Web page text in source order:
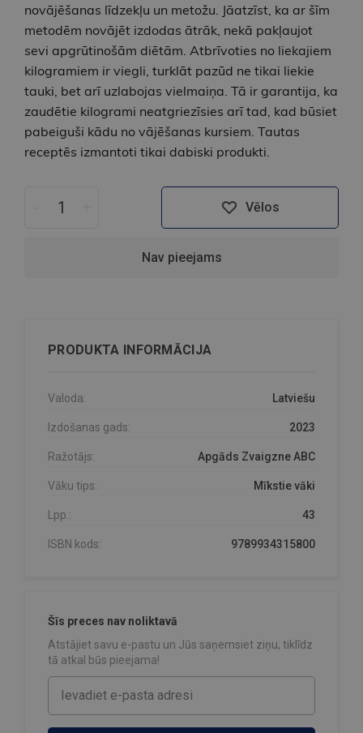
novājēšanas līdzekļu un metožu. Jāatzīst, ka ar šīm
metodēm novājēt izdodas ātrāk, nekā pakļaujot
sevi apgrūtinošām diētām. Atbrīvoties no liekajiem
kilogramiem ir viegli, turklāt pazūd ne tikai liekie
tauki, bet arī uzlabojas vielmaiņa. Tā ir garantija, ka
zaudētie kilogrami neatgriezīsies arī tad, kad būsiet
pabeiguši kādu no vājēšanas kursiem. Tautas
receptēs izmantoti tikai dabiski produkti.
Vēlos
Nav pieejams
PRODUKTA INFORMĀCIJA
Valoda: Latviešu
Izdošanas gads: 2023
Ražotājs: Apgāds Zvaigzne ABC
Vāku tips: Mīkstie vāki
Lpp.: 43
ISBN kods: 9789934315800
Šīs preces nav noliktavā
Atstājiet savu e-pastu un Jūs saņemsiet ziņu, tiklīdz
tā atkal būs pieejama!